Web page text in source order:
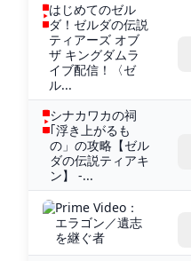
はじめてのゼル
ダ！ゼルダの伝説
ティアーズ オブ
ザ キングダムラ
イブ配信！〈ゼ
ル...
シナカワカの祠
｢浮き上がるも
の」の攻略【ゼル
ダの伝説ティアキ
ン】 -...
Prime Video：
エラゴン／遺志
を継ぐ者